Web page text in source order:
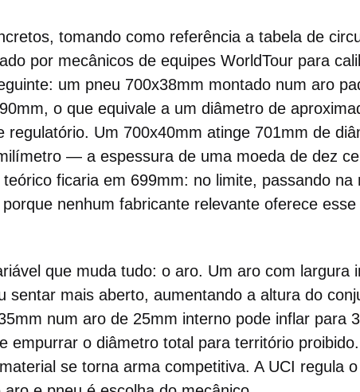
tomando como referência a tabela de
por mecânicos de equipes WorldTour para
um pneu 700x38mm montado num aro
o que equivale a um diâmetro de
regulatório. Um 700x40mm atinge 701mm de
— a espessura de uma moeda de dez
ficaria em 699mm: no limite, passando na
nenhum fabricante relevante oferece
que muda tudo: o aro. Um aro com largura
sentar mais aberto, aumentando a altura do
num aro de 25mm interno pode inflar para
empurrar o diâmetro total para território
se torna arma competitiva. A UCI regula